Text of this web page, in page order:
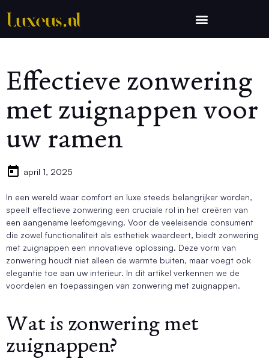
Effectieve zonwering
met zuignappen voor
uw ramen
april 1, 2025
In een wereld waar comfort en luxe steeds belangrijker worden,
speelt effectieve zonwering een cruciale rol in het creëren van
een aangename leefomgeving. Voor de veeleisende consument
die zowel functionaliteit als esthetiek waardeert, biedt zonwering
met zuignappen een innovatieve oplossing. Deze vorm van
zonwering houdt niet alleen de warmte buiten, maar voegt ook
elegantie toe aan uw interieur. In dit artikel verkennen we de
voordelen en toepassingen van zonwering met zuignappen.
Wat is zonwering met
zuignappen?